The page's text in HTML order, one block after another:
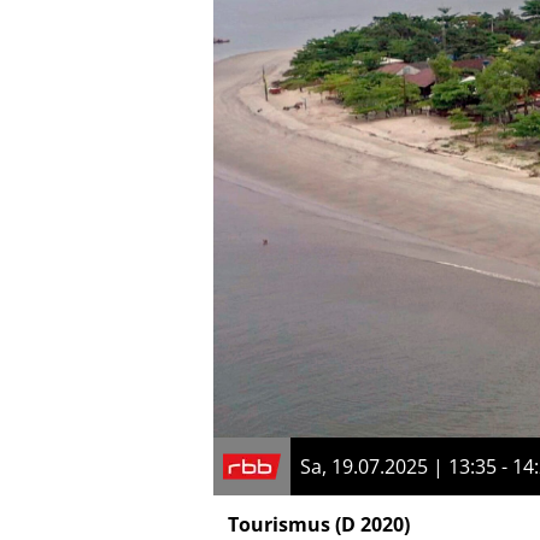
Sa, 19.07.2025 | 13:35 -
Tourismus(D 2020)